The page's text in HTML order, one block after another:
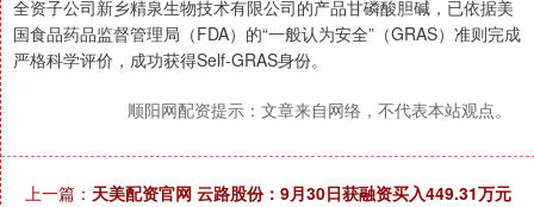
全资子公司新乡精泉生物技术有限公司的产品甘磷酸胆碱，已依据美
国食品药品监督管理局（FDA）的“一般认为安全”（GRAS）准则完成
严格科学评价，成功获得Self-GRAS身份。
顺阳网配资提示：文章来自网络，不代表本站观点。
上一篇： 天美配资官网 云路股份：9月30日获融资买入449.31万元